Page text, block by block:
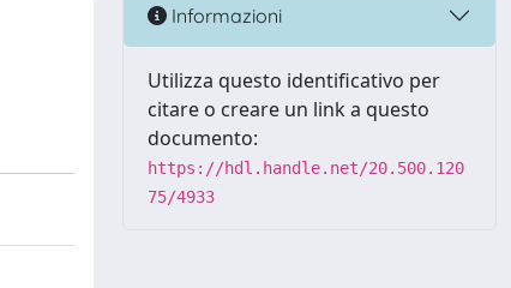
Informazioni
Utilizza questo identificativo per
citare o creare un link a questo
documento:
https://hdl.handle.net/20.500.120
75/4933